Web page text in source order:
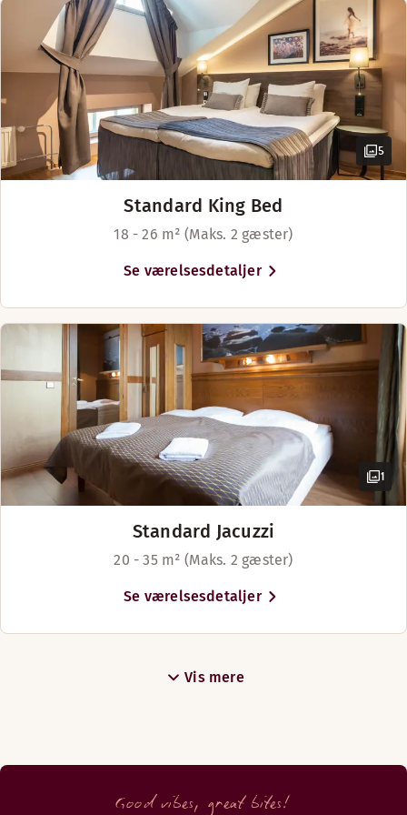
5
Standard King Bed
18 - 26 m² (Maks. 2 gæster)
Se værelsesdetaljer
1
Standard Jacuzzi
20 - 35 m² (Maks. 2 gæster)
Se værelsesdetaljer
Vis mere
Good vibes, great bites!
Nyd kolde drinks eller en kop fairtrade-kaffe i vores
Åbningstider
BAR
Mandag-Søndag: 09:00-01:30